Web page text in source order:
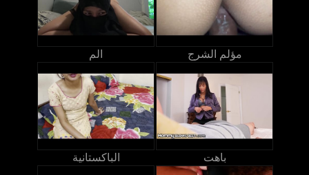
الم مؤلم الشرج
الباكستانية باهت